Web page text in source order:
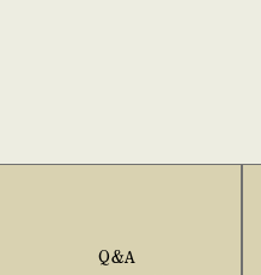
Q&A